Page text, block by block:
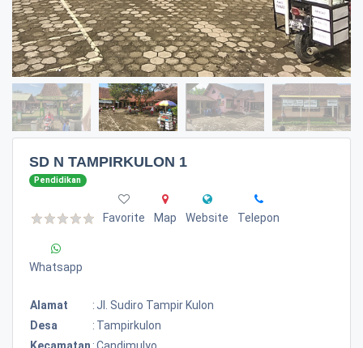
SD N TAMPIRKULON 1
Pendidikan
Favorite Map Website Telepon
Whatsapp
Alamat : Jl. Sudiro Tampir Kulon
Desa
: Tampirkulon
Kecamatan :Candimulyo